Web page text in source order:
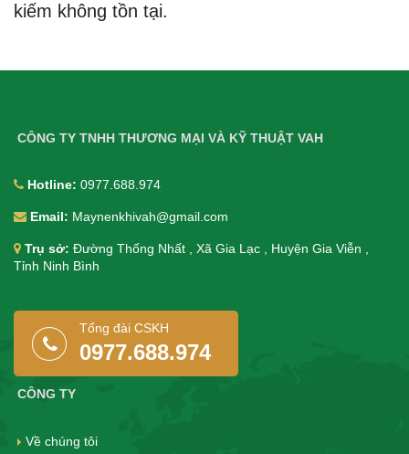
kiếm không tồn tại.
CÔNG TY TNHH THƯƠNG MẠI VÀ KỸ THUẬT VAH
Hotline: 0977.688.974
Email: Maynenkhivah@gmail.com
Trụ sở: Đường Thống Nhất , Xã Gia Lạc , Huyện Gia Viễn ,
Tỉnh Ninh Bình
Tổng đài CSKH
0977.688.974
CÔNG TY
Về chúng tôi